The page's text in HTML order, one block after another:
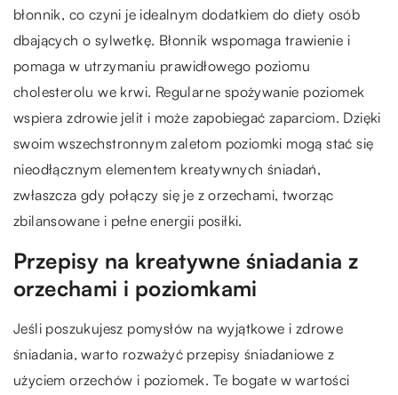
błonnik, co czyni je idealnym dodatkiem do diety osób
dbających o sylwetkę. Błonnik wspomaga trawienie i
pomaga w utrzymaniu prawidłowego poziomu
cholesterolu we krwi. Regularne spożywanie poziomek
wspiera zdrowie jelit i może zapobiegać zaparciom. Dzięki
swoim wszechstronnym zaletom poziomki mogą stać się
nieodłącznym elementem kreatywnych śniadań,
zwłaszcza gdy połączy się je z orzechami, tworząc
zbilansowane i pełne energii posiłki.
Przepisy na kreatywne śniadania z
orzechami i poziomkami
Jeśli poszukujesz pomysłów na wyjątkowe i zdrowe
śniadania, warto rozważyć przepisy śniadaniowe z
użyciem orzechów i poziomek. Te bogate w wartości